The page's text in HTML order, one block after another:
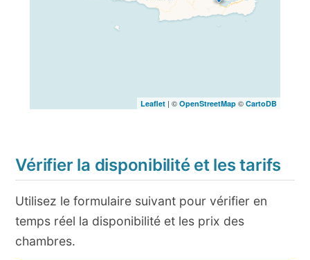
Leaflet | ©OpenStreetMap ©CartoDB
Vérifier la disponibilité et les tarifs
Utilisez le formulaire suivant pour vérifier en
temps réel la disponibilité et les prix des
chambres.